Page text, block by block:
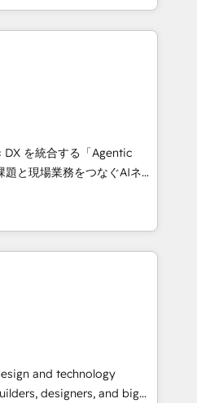
your business and
Chile, we combine local
reach to help businesses
AI automation, inbound
and digital creativity.
in Spanish, Portuguese,
strategies that drive
3 Partner of the Year
2025. • Partner of the Year
experts help you grow
を統合する「Agentic
して、HubSpot Eliteの実装
。 💡 100inc は何
共通基盤に、AIエージェン
ト業務（マーケティング・営
。事業部・グループ会社・部
タと業務プロセスのサイロ化
通基盤に再構築します。意
に並走します。 1️⃣
客データの一元化から、
で。全Hub統合運用、デー
and technology
designers, and big